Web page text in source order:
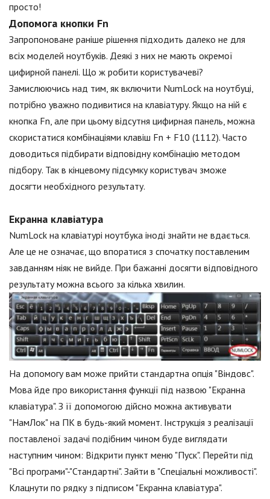
просто!
Допомога кнопки Fn
Запропоноване раніше рішення підходить далеко не для
всіх моделей ноутбуків. Деякі з них не мають окремої
цифирной панелі. Що ж робити користувачеві?
Замислюючись над тим, як включити NumLock на ноутбуці,
потрібно уважно подивитися на клавіатуру. Якщо на ній є
кнопка Fn, але при цьому відсутня цифирная панель, можна
скористатися комбінаціями клавіш Fn + F10 (1112). Часто
доводиться підбирати відповідну комбінацію методом
підбору. Так в кінцевому підсумку користувач зможе
досягти необхідного результату.
Екранна клавіатура
NumLock на клавіатурі ноутбука іноді знайти не вдається.
Але це не означає, що впоратися з спочатку поставленим
завданням ніяк не вийде. При бажанні досягти відповідного
результату можна всього за кілька хвилин.
На допомогу вам може прийти стандартна опція "Віндовс".
Мова йде про використання функції під назвою "Екранна
клавіатура". З її допомогою дійсно можна активувати
"НамЛок" на ПК в будь-який момент. Інструкція з реалізації
поставленої задачі подібним чином буде виглядати
наступним чином: Відкрити пункт меню "Пуск". Перейти під
"Всі програми"-"Стандартні". Зайти в "Спеціальні можливості".
Клацнути по рядку з підписом "Екранна клавіатура".